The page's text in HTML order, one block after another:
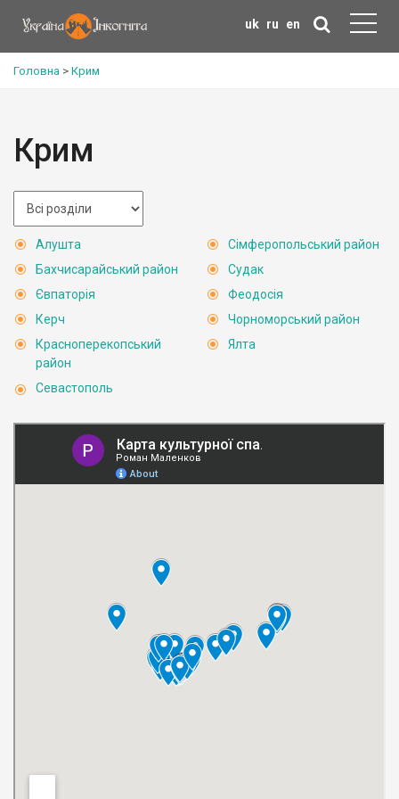
uk ru en
Головна > Крим
Крим
Алушта
Бахчисарайський район
Євпаторія
Керч
Красноперекопський
район
Севастополь
Сімферопольський район
Судак
Феодосія
Чорноморський район
Ялта